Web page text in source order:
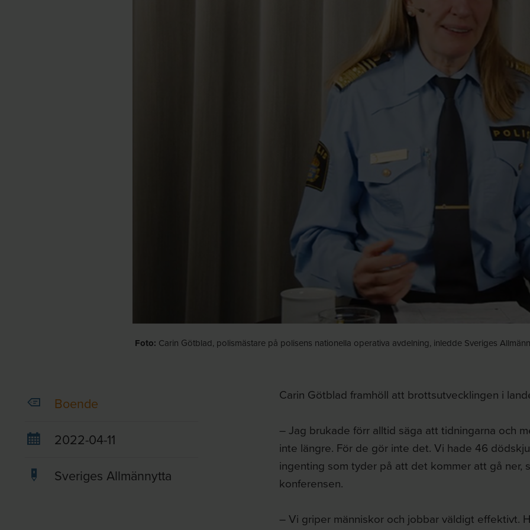
Foto: Carin Götblad, polismästare på polisens nationella operativa avdelning, inledde Sveriges
Boende
2022-04-11
Sveriges Allmännytta
Carin Götblad framhöll att brottsutvecklingen i
– Jag brukade förr alltid säga att tidningarna och
inte längre. För de gör inte det. Vi hade 46
ingenting som tyder på att det kommer att gå ner,
konferensen.
– Vi griper människor och jobbar väldigt effektivt.